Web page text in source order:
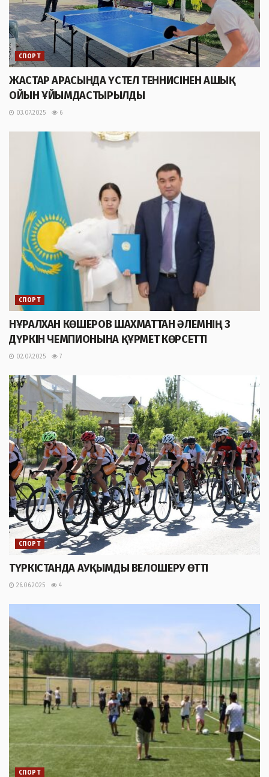
СПОРТ
ЖАСТАР АРАСЫНДА ҮСТЕЛ ТЕННИСІНЕН АШЫҚ
ОЙЫН ҰЙЫМДАСТЫРЫЛДЫ
03.07.2025 6
СПОРТ
НҰРАЛХАН КӨШЕРОВ ШАХМАТТАН ӘЛЕМНІҢ 3
ДҮРКІН ЧЕМПИОНЫНА ҚҰРМЕТ КӨРСЕТТІ
02.07.2025 7
СПОРТ
ТҮРКІСТАНДА АУҚЫМДЫ ВЕЛОШЕРУ ӨТТІ
26.06.2025 4
СПОРТ